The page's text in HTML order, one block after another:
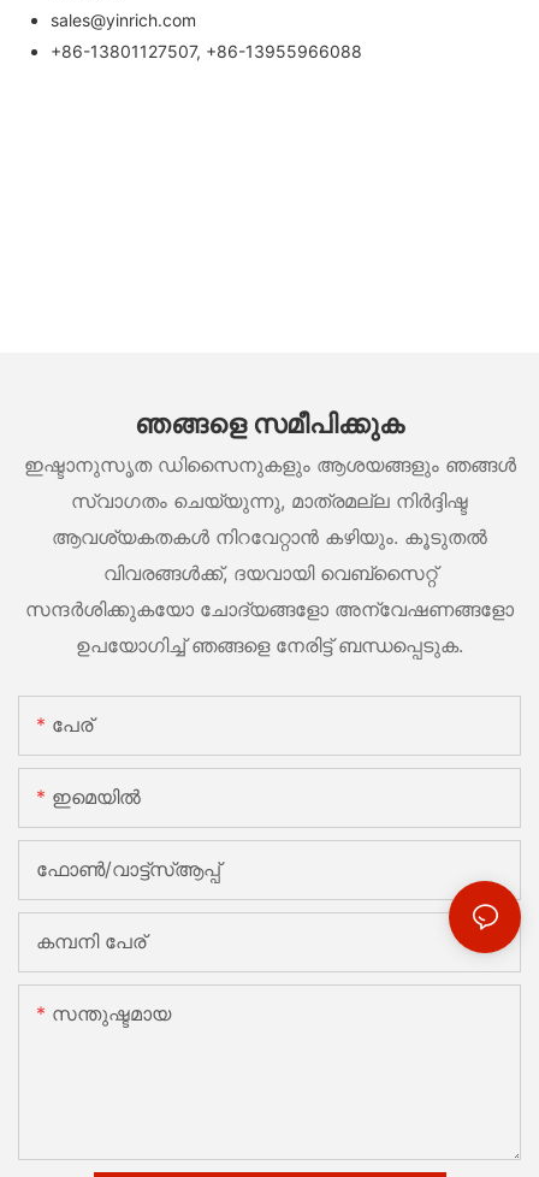
sales@yinrich.com
+86-13801127507, +86-13955966088
ഞങ്ങളെ സമീപിക്കുക
ഇഷ്ടാനുസൃത ഡിസൈനുകളും ആശയങ്ങളും ഞങ്ങൾ
സ്വാഗതം ചെയ്യുന്നു, മാത്രമല്ല നിർദ്ദിഷ്ട
ആവശ്യകതകൾ നിറവേറ്റാൻ കഴിയും. കൂടുതൽ
വിവരങ്ങൾക്ക്, ദയവായി വെബ്സൈറ്റ്
സന്ദർശിക്കുകയോ ചോദ്യങ്ങളോ അന്വേഷണങ്ങളോ
ഉപയോഗിച്ച് ഞങ്ങളെ നേരിട്ട് ബന്ധപ്പെടുക.
പേര്
ഇമെയിൽ
ഫോൺ/വാട്ട്‌സ്ആപ്പ്
കമ്പനി പേര്
സന്തുഷ്ടമായ